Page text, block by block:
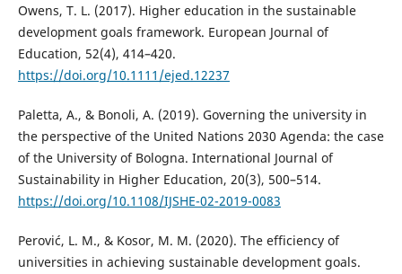
Owens, T. L. (2017). Higher education in the sustainable
development goals framework. European Journal of
Education, 52(4), 414–420.
https://doi.org/10.1111/ejed.12237
Paletta, A., & Bonoli, A. (2019). Governing the university in
the perspective of the United Nations 2030 Agenda: the case
of the University of Bologna. International Journal of
Sustainability in Higher Education, 20(3), 500–514.
https://doi.org/10.1108/IJSHE-02-2019-0083
Perović, L. M., & Kosor, M. M. (2020). The efficiency of
universities in achieving sustainable development goals.